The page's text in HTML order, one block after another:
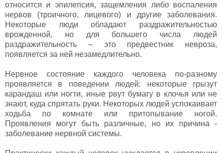
относится и эпилепсия, защемления либо воспаления
нервов (троичного, лицевого) и другие заболевания.
Некоторые люди обладают раздражительностью
врожденной, но для большего числа людей
раздражительность – это предвестник невроза,
появляется за ней незамедлительно.
Нервное состояние каждого человека по-разному
проявляется в поведении людей: некоторые грызут
карандаш или ногти, иные рвут бумагу в клочья или не
знают, куда спрятать руки. Некоторых людей успокаивает
ходьба по комнате или притопывание ногой.
Проявления могут быть различные, но их причина -
заболевание нервной системы.